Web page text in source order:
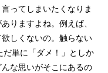
ってしまいたくなりま
りますよね。例えば、
しくないの。触らない
だ単に「ダメ！」としか
な思いがそこにあるの